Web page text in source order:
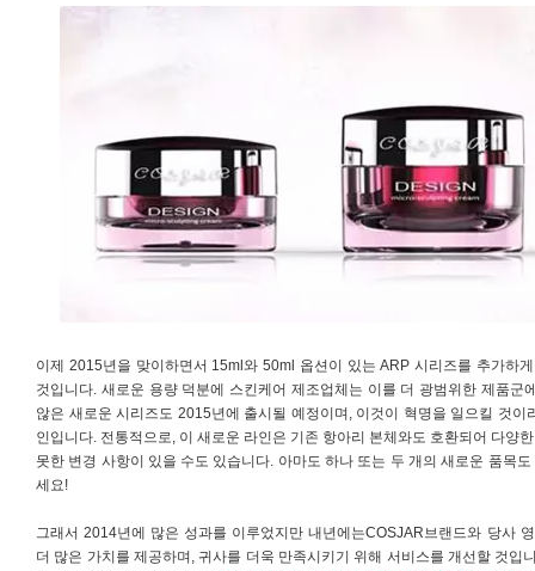
이제 2015년을 맞이하면서 15ml와 50ml 옵션이 있는 ARP 시리즈를 추가하
것입니다. 새로운 용량 덕분에 스킨케어 제조업체는 이를 더 광범위한 제품
않은 새로운 시리즈도 2015년에 출시될 예정이며, 이것이 혁명을 일으킬 것
인입니다. 전통적으로, 이 새로운 라인은 기존 항아리 본체와도 호환되어 다양
못한 변경 사항이 있을 수도 있습니다. 아마도 하나 또는 두 개의 새로운 품목
세요!
그래서 2014년에 많은 성과를 이루었지만 내년에는COSJAR브랜드와 당사
더 많은 가치를 제공하며, 귀사를 더욱 만족시키기 위해 서비스를 개선할 것입